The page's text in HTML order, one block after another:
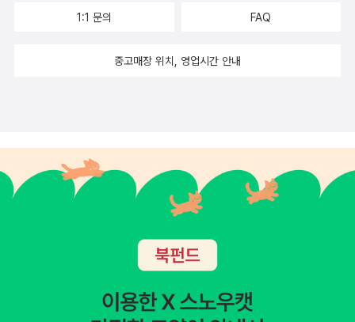
딘에서 구매 가능합니다.39 흑진주 사건모리스 르블랑이 지은 뤼팽
의 하나입니다.특이하게 다른 작품들은 모두 원작을 축약해서 소개하
실의 비밀은 어떤 작품이 원작인지 당최 감을 잡을수가 없네요.42 검
은 고양이투 검은 고양이는 추리소설의 아버지이자 미국소설의 대표
적 작가인 에드거 앨러 포의 대표적인 공포 단편 소설입니다,워낙 유
명한 작품으로 현재 알라딘에 쉽게 구할수 있습니다.43 하늘의 공포
로 생각됩니다.하늘의 공포는 초기 비행기가 날던 시절 사람이 알지
공포를 다룬 작품으로 참 재미있게 읽은 기억이 나는데 원제와 작가
utron Star1968123Tim PowersThe Anubis Gates1983124
J CherryhDownbelow Station1981126Stephen BaxterThe
Pohl & KornbluthThe Space Merchants1953131Jack Vance
The Dying Earth1950132John WyndhamThe Midwich Cuck
oos1957133Connie WillisTo Say Nothing Of the Dog개는 말
드1972135Anne McCaffrey[C] The Ship Who Sang196913
6Neville ShuteOn the Beach1957137Yevgeny ZamiatinWe
우리들1924138Robert L ForwardDragon's Egg1980139Ors
on Scott CardXenocide [S3]제노사이드1991→시공사에서 나
1:1 문의 FAQ
중고매장 위치, 영업시간 안내